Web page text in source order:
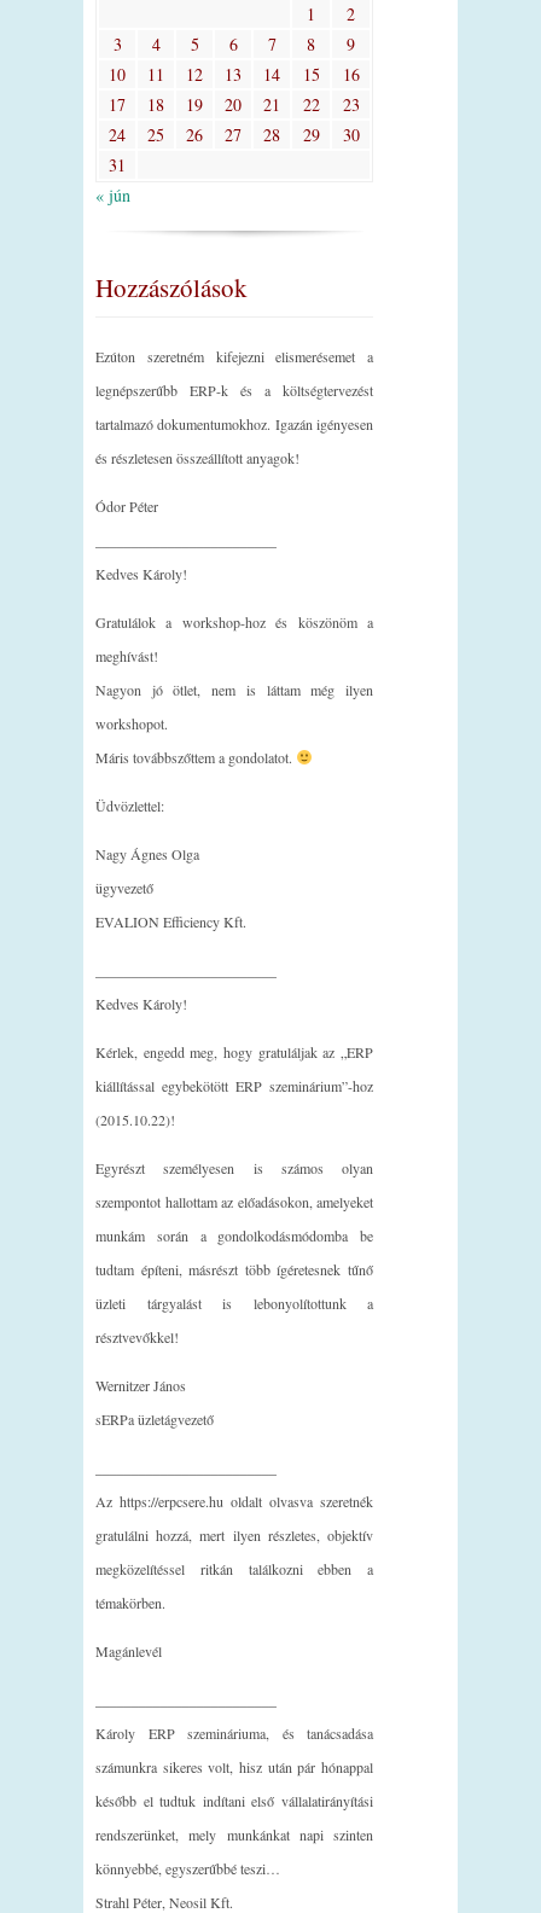
1
2
3
4 5 6 7 8
9
10
11 12 13 14 15
16
17
18 19 20 21 22
23
24
25 26 27 28 29
30
31
« jún
Hozzászólások
Ezúton szeretném kifejezni elismerésemet a
legnépszerűbb ERP-k és a költségtervezést
tartalmazó dokumentumokhoz. Igazán igényesen
és részletesen összeállított anyagok!
Ódor Péter
Kedves Károly!
Gratulálok a workshop-hoz és köszönöm a
meghívást!
Nagyon jó ötlet, nem is láttam még ilyen
workshopot.
Máris továbbszőttem a gondolatot.
Üdvözlettel:
Nagy Ágnes Olga
ügyvezető
EVALION Efficiency Kft.
Kedves Károly!
Kérlek, engedd meg, hogy gratuláljak az „ERP
kiállítással egybekötött ERP szeminárium”-hoz
(2015.10.22)!
Egyrészt személyesen is számos olyan
szempontot hallottam az előadásokon, amelyeket
munkám során a gondolkodásmódomba be
tudtam építeni, másrészt több ígéretesnek tűnő
üzleti tárgyalást is lebonyolítottunk a
résztvevőkkel!
Wernitzer János
sERPa üzletágvezető
Az https://erpcsere.hu oldalt olvasva szeretnék
gratulálni hozzá, mert ilyen részletes, objektív
megközelítéssel ritkán találkozni ebben a
témakörben.
Magánlevél
Károly ERP szemináriuma, és tanácsadása
számunkra sikeres volt, hisz után pár hónappal
később el tudtuk indítani első vállalatirányítási
rendszerünket, mely munkánkat napi szinten
könnyebbé, egyszerűbbé teszi…
Strahl Péter, Neosil Kft.